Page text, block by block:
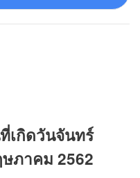
เกิดวันจันทร์
ภาคม 2562